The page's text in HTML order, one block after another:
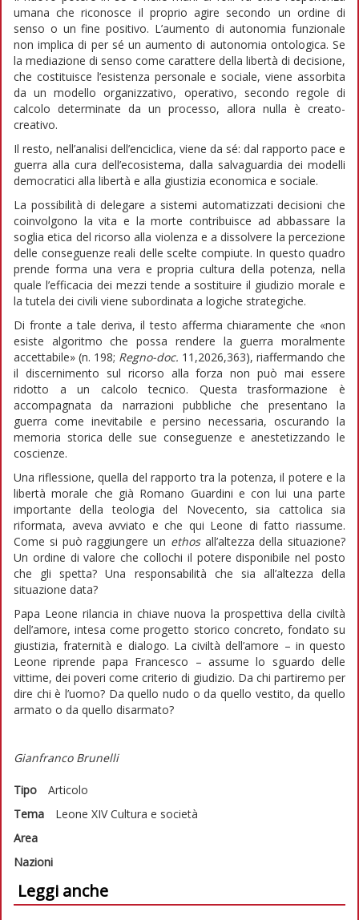
umana che riconosce il proprio agire secondo un ordine di
senso o un fine positivo. L’aumento di autonomia funzionale
non implica di per sé un aumento di autonomia ontologica. Se
la mediazione di senso come carattere della libertà di decisione,
che costituisce l’esistenza personale e sociale, viene assorbita
da un modello organizzativo, operativo, secondo regole di
calcolo determinate da un processo, allora nulla è creato-
creativo.
Il resto, nell’analisi dell’enciclica, viene da sé: dal rapporto pace e
guerra alla cura dell’ecosistema, dalla salvaguardia dei modelli
democratici alla libertà e alla giustizia economica e sociale.
La possibilità di delegare a sistemi automatizzati decisioni che
coinvolgono la vita e la morte contribuisce ad abbassare la
soglia etica del ricorso alla violenza e a dissolvere la percezione
delle conseguenze reali delle scelte compiute. In questo quadro
prende forma una vera e propria cultura della potenza, nella
quale l’efficacia dei mezzi tende a sostituire il giudizio morale e
la tutela dei civili viene subordinata a logiche strategiche.
Di fronte a tale deriva, il testo afferma chiaramente che «non
esiste algoritmo che possa rendere la guerra moralmente
accettabile» (n. 198; Regno-doc. 11,2026,363), riaffermando che
il discernimento sul ricorso alla forza non può mai essere
ridotto a un calcolo tecnico. Questa trasformazione è
accompagnata da narrazioni pubbliche che presentano la
guerra come inevitabile e persino necessaria, oscurando la
memoria storica delle sue conseguenze e anestetizzando le
coscienze.
Una riflessione, quella del rapporto tra la potenza, il potere e la
libertà morale che già Romano Guardini e con lui una parte
importante della teologia del Novecento, sia cattolica sia
riformata, aveva avviato e che qui Leone di fatto riassume.
Come si può raggiungere un ethosall’altezza della situazione?
Un ordine di valore che collochi il potere disponibile nel posto
che gli spetta? Una responsabilità che sia all’altezza della
situazione data?
Papa Leone rilancia in chiave nuova la prospettiva della civiltà
dell’amore, intesa come progetto storico concreto, fondato su
giustizia, fraternità e dialogo. La civiltà dell’amore – in questo
Leone riprende papa Francesco – assume lo sguardo delle
vittime, dei poveri come criterio di giudizio. Da chi partiremo per
dire chi è l’uomo? Da quello nudo o da quello vestito, da quello
armato o da quello disarmato?
Gianfranco Brunelli
Tipo
Articolo
Tema
Leone XIV Cultura e società
Area
Nazioni
Leggi anche